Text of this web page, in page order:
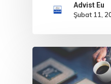
Advist Eu
Şubat 11,